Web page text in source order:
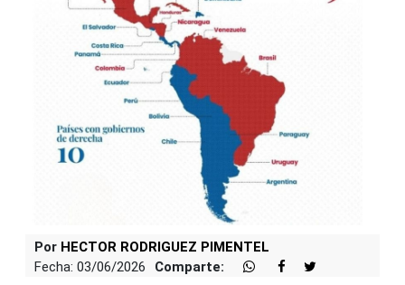
Por HECTOR RODRIGUEZ PIMENTEL
Fecha: 03/06/2026
Comparte: